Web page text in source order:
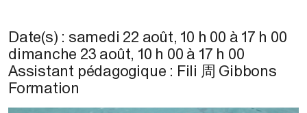
Date(s) : samedi 22 août, 10 h 00 à 17 h 00
dimanche 23 août, 10 h 00 à 17 h 00
Assistant pédagogique : Fili 周 Gibbons
Formation